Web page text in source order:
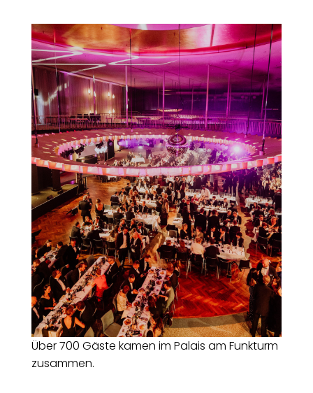
Über 700 Gäste kamen im Palais am Funkturm
zusammen.